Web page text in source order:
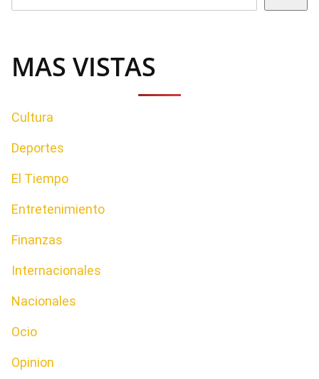
MAS VISTAS
Cultura
Deportes
El Tiempo
Entretenimiento
Finanzas
Internacionales
Nacionales
Ocio
Opinion